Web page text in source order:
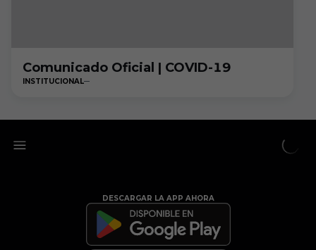
Comunicado Oficial | COVID-19
INSTITUCIONAL
DESCARGAR LA APP AHORA